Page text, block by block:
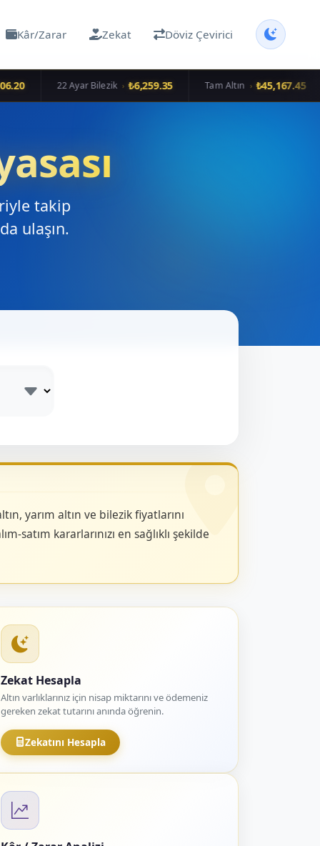
Kâr/Zarar Zekat Döviz Çevirici
22 Ayar Bilezik › ₺6,259.35 Tam Altın › ₺45,167.45
takip
ulaşın.
yarım altın ve bilezik fiyatlarını
satım kararlarınızı en sağlıklı şekilde
Zekat Hesapla
Altın varlıklarınız için nisap miktarını ve ödemeniz
gereken zekat tutarını anında öğrenin.
Zekatını Hesapla